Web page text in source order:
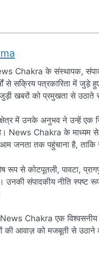
Chakra के संस्थापक,
से सक्रिय पत्रकारिता में जुड़े
खबरों को प्रमुखता से उठाते
क्षेत्र में उनके अनुभव ने उन्हें
News Chakra के माध्यम से
जनता तक पहुंचाना है, ताकि
रूप से कोटपूतली, पावटा,
संपादकीय नीति स्पष्ट रूप
Chakra एक विश्वसनीय
की आवाज़ को मजबूती से उठाने